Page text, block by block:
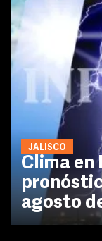
JALISCO
Clima en
agosto